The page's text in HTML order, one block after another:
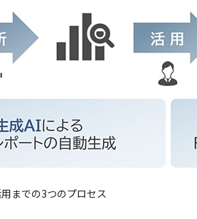
までの3つのプロセス